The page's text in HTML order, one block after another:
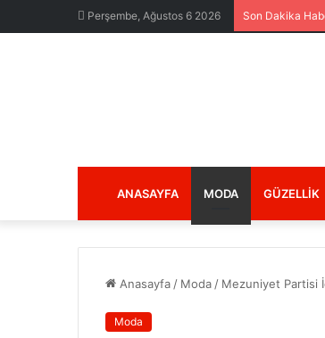
Perşembe, Ağustos 6 2026 Son Dakika
ANASAYFA MODA GÜZELLIK
Anasayfa / Moda / Mezuniyet Partisi
Moda